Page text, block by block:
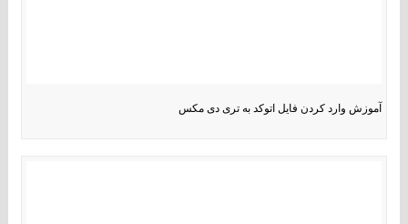
آموزش وارد کردن فایل اتوکد به تری دی مکس